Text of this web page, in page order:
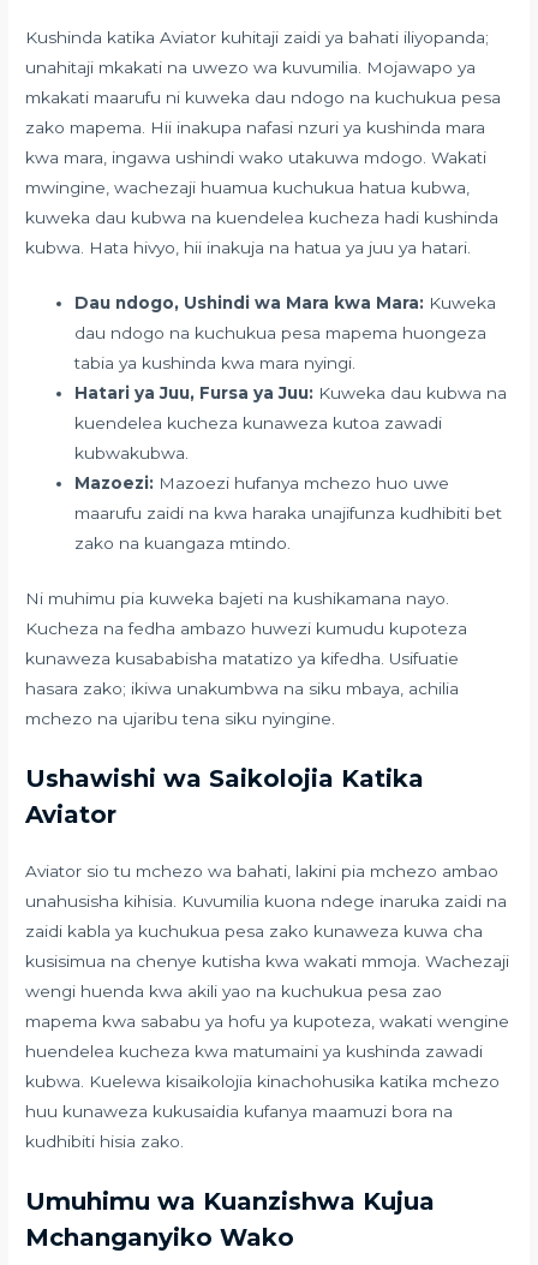
Kushinda katika Aviator kuhitaji zaidi ya bahati iliyopanda;
unahitaji mkakati na uwezo wa kuvumilia. Mojawapo ya
mkakati maarufu ni kuweka dau ndogo na kuchukua pesa
zako mapema. Hii inakupa nafasi nzuri ya kushinda mara
kwa mara, ingawa ushindi wako utakuwa mdogo. Wakati
mwingine, wachezaji huamua kuchukua hatua kubwa,
kuweka dau kubwa na kuendelea kucheza hadi kushinda
kubwa. Hata hivyo, hii inakuja na hatua ya juu ya hatari.
Dau ndogo, Ushindi wa Mara kwa Mara: Kuweka
dau ndogo na kuchukua pesa mapema huongeza
tabia ya kushinda kwa mara nyingi.
Hatari ya Juu, Fursa ya Juu: Kuweka dau kubwa na
kuendelea kucheza kunaweza kutoa zawadi
kubwakubwa.
Mazoezi: Mazoezi hufanya mchezo huo uwe
maarufu zaidi na kwa haraka unajifunza kudhibiti bet
zako na kuangaza mtindo.
Ni muhimu pia kuweka bajeti na kushikamana nayo.
Kucheza na fedha ambazo huwezi kumudu kupoteza
kunaweza kusababisha matatizo ya kifedha. Usifuatie
hasara zako; ikiwa unakumbwa na siku mbaya, achilia
mchezo na ujaribu tena siku nyingine.
Ushawishi wa Saikolojia Katika
Aviator
Aviator sio tu mchezo wa bahati, lakini pia mchezo ambao
unahusisha kihisia. Kuvumilia kuona ndege inaruka zaidi na
zaidi kabla ya kuchukua pesa zako kunaweza kuwa cha
kusisimua na chenye kutisha kwa wakati mmoja. Wachezaji
wengi huenda kwa akili yao na kuchukua pesa zao
mapema kwa sababu ya hofu ya kupoteza, wakati wengine
huendelea kucheza kwa matumaini ya kushinda zawadi
kubwa. Kuelewa kisaikolojia kinachohusika katika mchezo
huu kunaweza kukusaidia kufanya maamuzi bora na
kudhibiti hisia zako.
Umuhimu wa Kuanzishwa Kujua
Mchanganyiko Wako